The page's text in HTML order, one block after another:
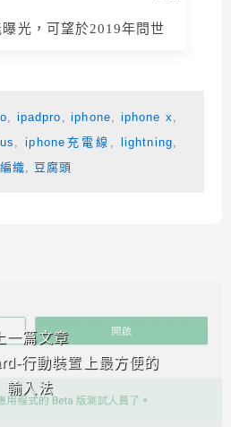
光，可望於2019年問世
, ipadpro ,iphone, iphone x ,
,iphone充電線 , lightning,
編織, 豆腐頭
上一篇文章
行動裝置上最方便的
輸入法